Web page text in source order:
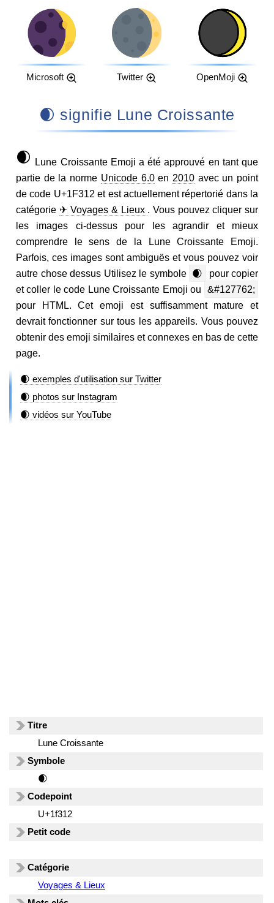
Microsoft Twitter OpenMoji
🌒 signifie Lune Croissante
🌒 Lune Croissante Emoji a été approuvé en tant que
partie de la norme Unicode 6.0en 2010avec un point
de code U+1F312 et est actuellement répertorié dans la
catégorie ✈ Voyages & Lieux . Vous pouvez cliquer sur
les images ci-dessus pour les agrandir et mieux
comprendre le sens de la Lune Croissante Emoji.
Parfois, ces images sont ambiguës et vous pouvez voir
autre chose dessus Utilisez le symbole 🌒
pour copier
et coller le code Lune Croissante Emoji ou
&#127762;
pour HTML. Cet emoji est suffisamment mature et
devrait fonctionner sur tous les appareils. Vous pouvez
obtenir des emoji similaires et connexes en bas de cette
page.
🌒 exemples d'utilisation sur Twitter
🌒 photos sur Instagram
🌒 vidéos sur YouTube
Titre
Lune Croissante
Symbole
🌒
Codepoint
U+1f312
Petit code
Catégorie
Voyages & Lieux